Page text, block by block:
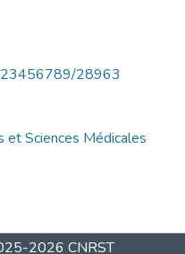
28963
et Sciences Médicales
2026 CNRST